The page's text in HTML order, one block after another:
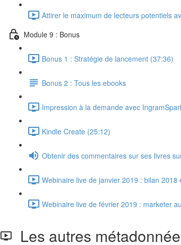
Attirer le maximum de lecteurs potentiels
Module 9 : Bonus
Bonus 1 : Stratégie de lancement (37:36)
Bonus 2 : Tous les ebooks
Impression à la demande avec
Kindle Create (25:12)
Obtenir des commentaires sur ses livres
Webinaire live de janvier 2019 : bilan
Webinaire live de février 2019 : marketer
Les autres